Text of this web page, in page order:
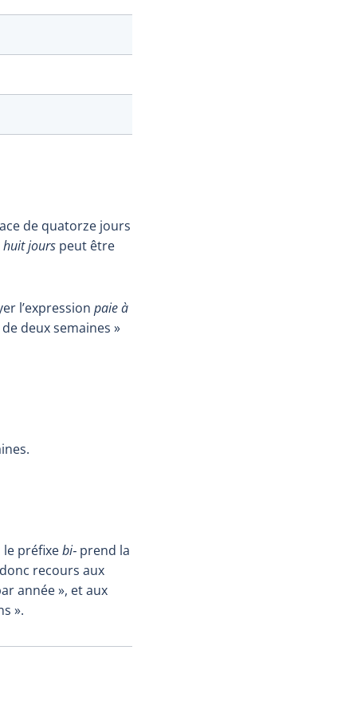
de quatorze jours
huit jours peut être
l’expression paie à
deux semaines »
le préfixebi‑ prend la
recours aux
année », et aux
».